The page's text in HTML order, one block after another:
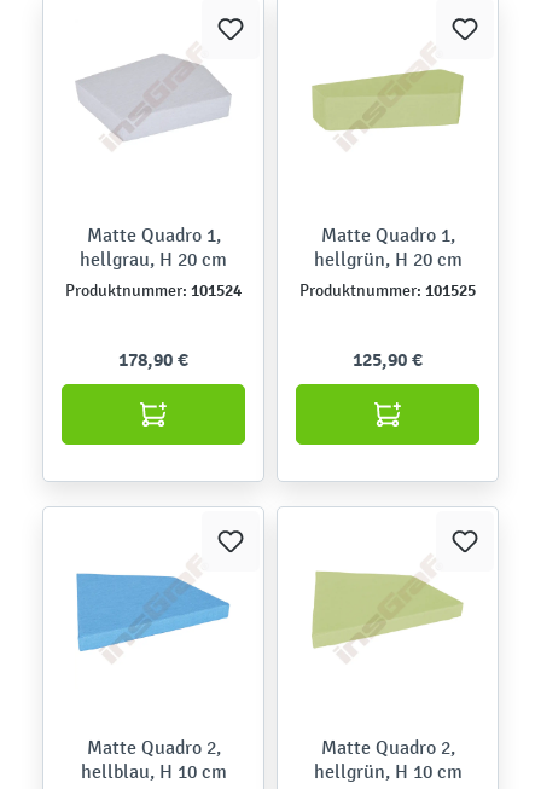
Matte Quadro 1,
hellgrau, H 20 cm
Produktnummer: 101524
178,90 €
Matte Quadro 1,
hellgrün, H 20 cm
Produktnummer: 101525
125,90 €
Matte Quadro 2,
hellblau, H 10 cm
Matte Quadro 2,
hellgrün, H 10 cm